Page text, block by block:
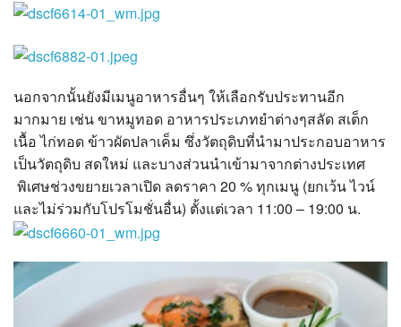
นอกจากนั้นยังมีเมนูอาหารอื่นๆ ให้เลือกรับประทานอีก
มากมาย เช่น ขาหมูทอด อาหารประเภทยำต่างๆสลัด สเต็ก
เนื้อ ไก่ทอด ข้าวผัดปลาเค็ม ซึ่งวัตถุดิบที่นำมาประกอบอาหาร
เป็นวัตถุดิบ สดใหม่ และบางส่วนนำเข้ามาจากต่างประเทศ
พิเศษช่วงขยายเวลาเปิด ลดราคา 20 % ทุกเมนู (ยกเว้น ไวน์
และไม่ร่วมกับโปรโมชั่นอื่น) ตั้งแต่เวลา 11:00 – 19:00 น.